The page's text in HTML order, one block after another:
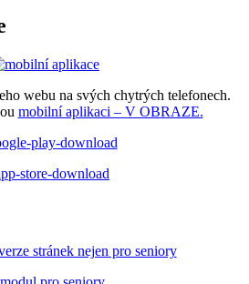
webu na svých chytrých telefonech.
mobilní aplikaci – V OBRAZE.
stránek nejen pro seniory